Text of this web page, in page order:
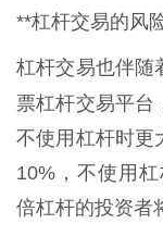
**杠杆交易的风
杠杆交易也伴随
票杠杆交易平台
不使用杠杆时更
10%，不使用
倍杠杆的投资者